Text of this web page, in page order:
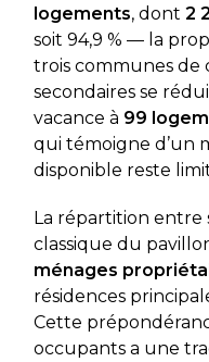
logements, dont 2
soit 94,9 % — la
trois communes de
secondaires se
vacance à 99
qui témoigne d’un
disponible reste
La répartition entre
classique du
ménages
résidences
Cette
occupants a une